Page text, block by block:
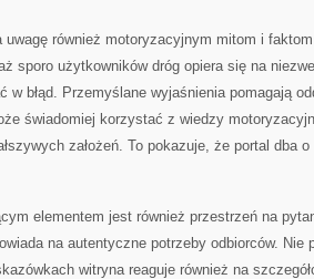
uwagę również motoryzacyjnym mitom i
sporo użytkowników dróg opiera się na
w błąd. Przemyślane wyjaśnienia pomagają
świadomiej korzystać z wiedzy
założeń. To pokazuje, że portal dba
elementem jest również przestrzeń na
na autentyczne potrzeby odbiorców. Nie
witryna reaguje również na